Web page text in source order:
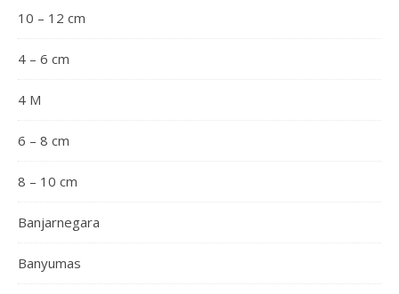
10 – 12 cm
4 – 6 cm
4 M
6 – 8 cm
8 – 10 cm
Banjarnegara
Banyumas